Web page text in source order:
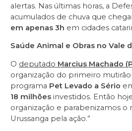
alertas. Nas últimas horas, a
acumulados de chuva que
em apenas 3h em cidades
Saúde Animal e Obras no Vale
O deputado Marcius Machado
organização do primeiro mutirão
programa Pet Levado a Sério
18 milhões investidos. Então
organização e parabenizamos o
Urussanga pela ação.”